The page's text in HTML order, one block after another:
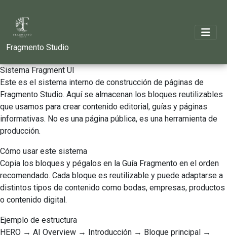
Fragmento Studio
Sistema Fragment UI
Este es el sistema interno de construcción de páginas de
Fragmento Studio. Aquí se almacenan los bloques reutilizables
que usamos para crear contenido editorial, guías y páginas
informativas. No es una página pública, es una herramienta de
producción.
Cómo usar este sistema
Copia los bloques y pégalos en la Guía Fragmento en el orden
recomendado. Cada bloque es reutilizable y puede adaptarse a
distintos tipos de contenido como bodas, empresas, productos
o contenido digital.
Ejemplo de estructura
HERO → AI Overview → Introducción → Bloque principal →